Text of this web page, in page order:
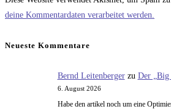
Kommentieren
zum
ein
ein
deine Kommentardaten verarbeitet werden.
Neueste Kommentare
Bernd Leitenbergerzu Der „Big
6. August 2026
Habe den artikel noch um eine